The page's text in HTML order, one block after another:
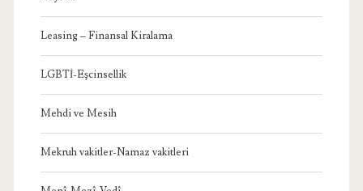
Leasing – Finansal Kiralama
LGBTİ-Eşcinsellik
Mehdi ve Mesih
Mekruh vakitler-Namaz vakitleri